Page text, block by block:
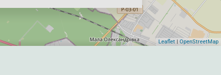
Leaflet | OpenStreetMap